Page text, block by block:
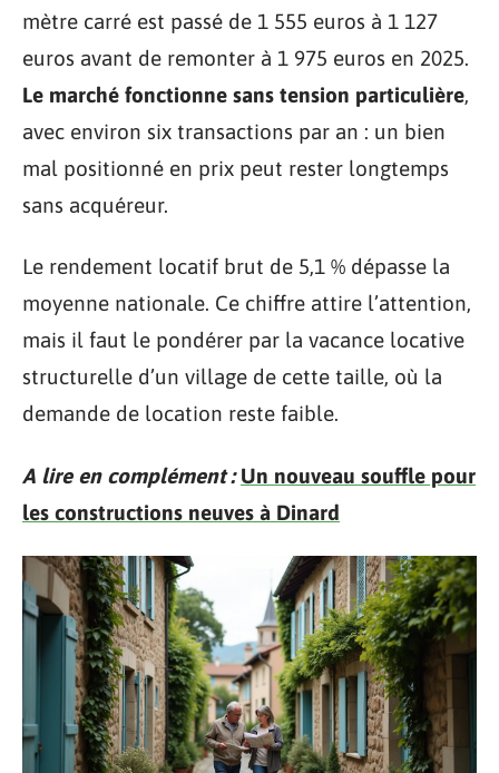
mètre carré est passé de 1 555 euros à 1 127
euros avant de remonter à 1 975 euros en 2025.
Le marché fonctionne sans tension particulière,
avec environ six transactions par an : un bien
mal positionné en prix peut rester longtemps
sans acquéreur.
Le rendement locatif brut de 5,1 % dépasse la
moyenne nationale. Ce chiffre attire l’attention,
mais il faut le pondérer par la vacance locative
structurelle d’un village de cette taille, où la
demande de location reste faible.
A lire en complément : Un nouveau souffle pour
les constructions neuves à Dinard